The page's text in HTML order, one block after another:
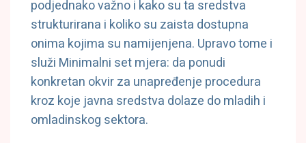
podjednako važno i kako su ta sredstva
strukturirana i koliko su zaista dostupna
onima kojima su namijenjena. Upravo tome i
služi Minimalni set mjera: da ponudi
konkretan okvir za unapređenje procedura
kroz koje javna sredstva dolaze do mladih i
omladinskog sektora.